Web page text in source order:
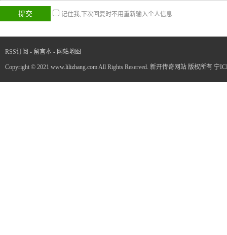
记住我,下次回复时不用重新输入个人信息
RSS订阅 - 留言本 - 网站地图
Copyright © 2021 www.lilizhang.com All Rights Reserved. 新开传奇网站 版权所有 宁